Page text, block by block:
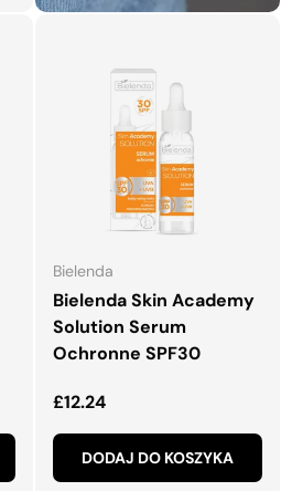
Bielenda
Bielenda Skin Academy
Solution Serum
Ochronne SPF30
Normalna cena
£12.24
DODAJ DO KOSZYKA